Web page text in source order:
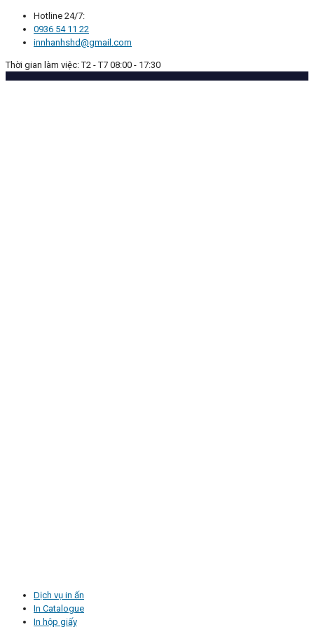
Hotline 24/7:
0936 54 11 22
innhanhshd@gmail.com
Thời gian làm việc: T2 - T7 08:00 - 17:30
Dịch vụ in ấn
In Catalogue
In hộp giấy